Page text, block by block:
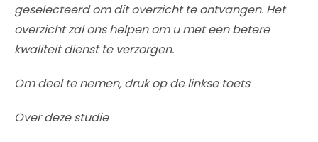
geselecteerd om dit overzicht te ontvangen. Het
overzicht zal ons helpen om u met een betere
kwaliteit dienst te verzorgen.
Om deel te nemen, druk op de linkse toets
Over deze studie